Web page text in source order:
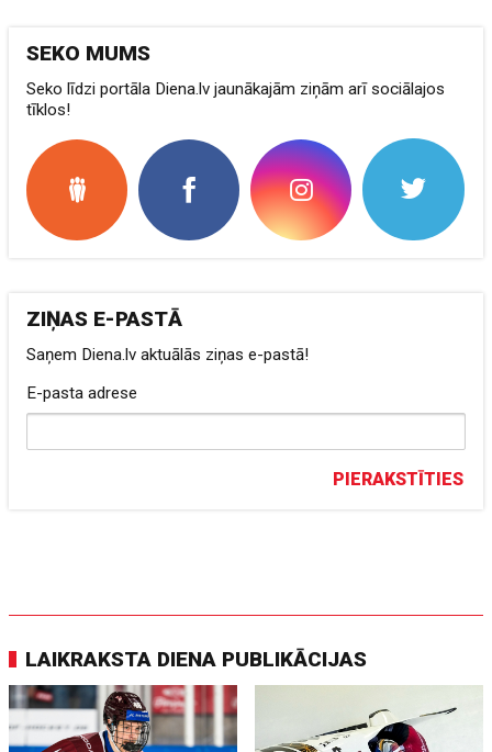
SEKO MUMS
Seko līdzi portāla Diena.lv jaunākajām ziņām arī sociālajos
tīklos!
ZIŅAS E-PASTĀ
Saņem Diena.lv aktuālās ziņas e-pastā!
E-pasta adrese
PIERAKSTĪTIES
LAIKRAKSTA DIENA PUBLIKĀCIJAS